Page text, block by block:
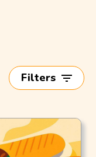
Filters